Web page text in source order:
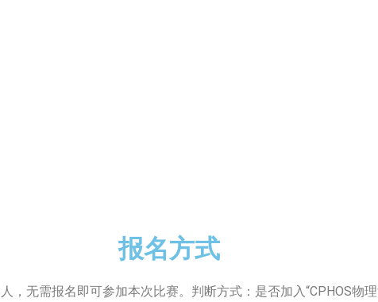
报名方式
无需报名即可参加本次比赛。判断方式：是否加入“CPHOS物理